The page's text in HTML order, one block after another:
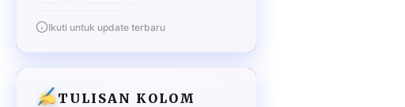
Ikuti untuk update terbaru
TULISAN KOLOM